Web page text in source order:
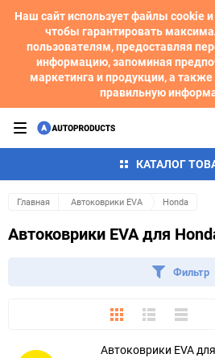
Наш сайт использует файлы cookie
чтобы гарантировать
пользователям, предоставляя
информацию, запоминая
маркетинга и продукции, а
правильную
КАТАЛОГ
Главная Автоковрики EVA Honda
Автоковрики EVA для
Фильтр
ПлиткаПодробно
Автоковрики EVA